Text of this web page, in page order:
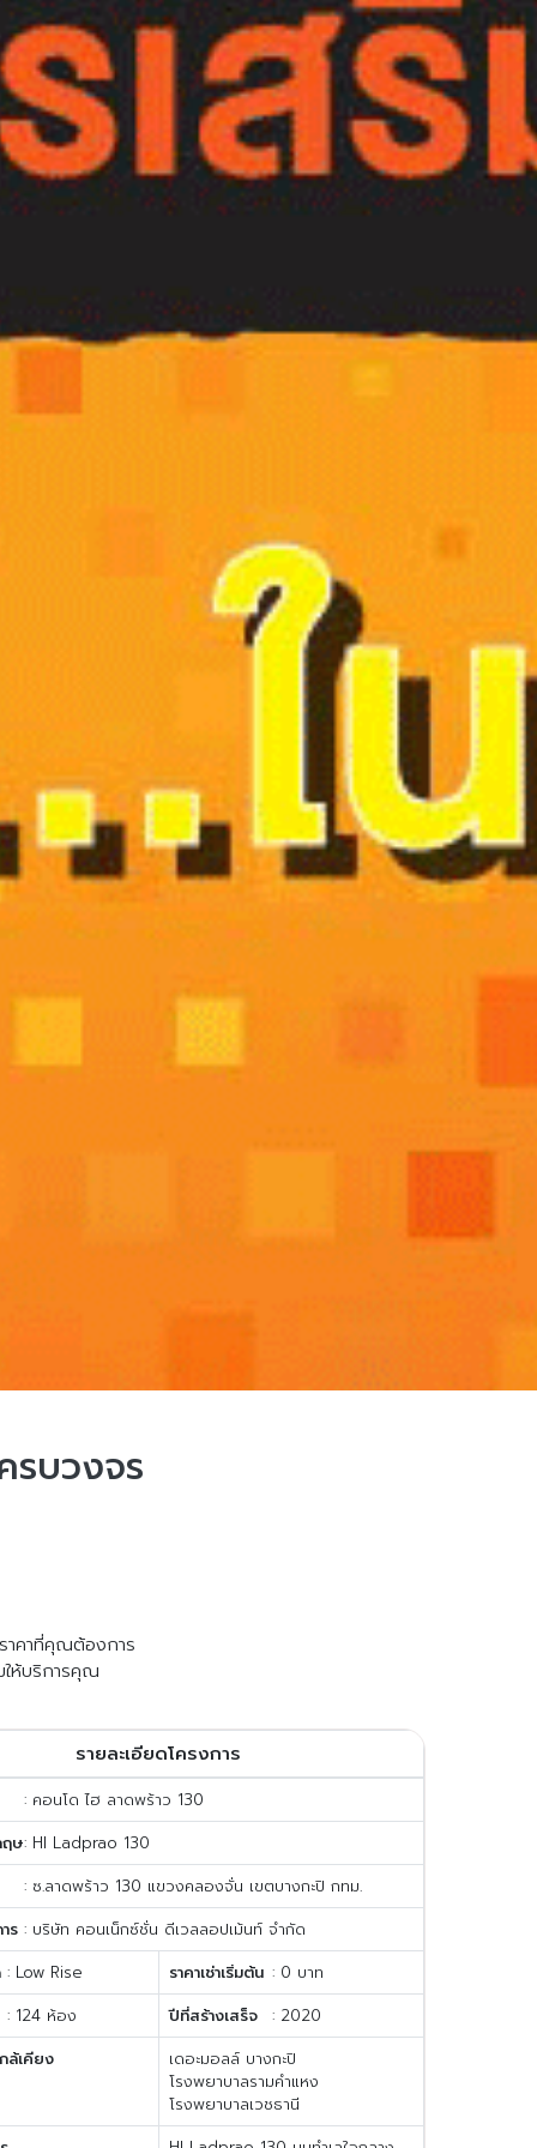
บวงจร
าคาที่คุณต้องการ
ห้บริการคุณ
รายละเอียดโครงการ
: คอนโด ไฮ ลาดพร้าว 130
ษ: HI Ladprao 130
: ซ.ลาดพร้าว 130 แขวงคลองจั่น เขตบางกะปิ กทม.
ร : บริษัท คอนเน็กซ์ชั่น ดีเวลลอปเม้นท์ จำกัด
: Low Rise ราคาเช่าเริ่มต้น : 0 บาท
: 124 ห้อง
ปีที่สร้างเสร็จ
: 2020
ล้เคียง
เดอะมอลล์ บางกะปิ
โรงพยาบาลรามคำแหง
โรงพยาบาลเวชธานี